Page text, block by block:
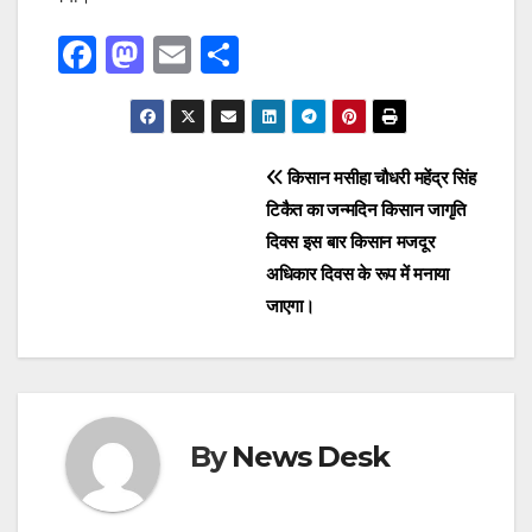
F
M
a
st
E
m
ail
h
ar
किसान मसीहा चौधरी महेंद्र सिंह
टिकैत का जन्मदिन किसान जागृति
दिवस इस बार किसान मजदूर
अधिकार दिवस के रूप में मनाया
जाएगा।
ByNews Desk